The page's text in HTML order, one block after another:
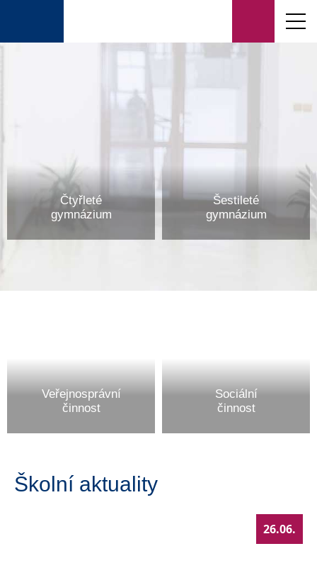
Čtyřleté
gymnázium
Šestileté
gymnázium
Veřejnosprávní
činnost
Sociální
činnost
Školní aktuality
26.06.